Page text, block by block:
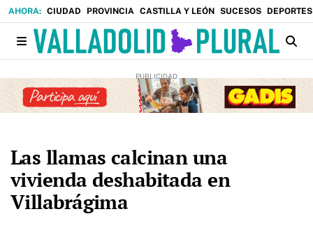
CIUDAD PROVINCIA CASTILLA Y LEÓN SUCESOS DEPORTES
Las llamas calcinan una
vivienda deshabitada en
Villabrágima